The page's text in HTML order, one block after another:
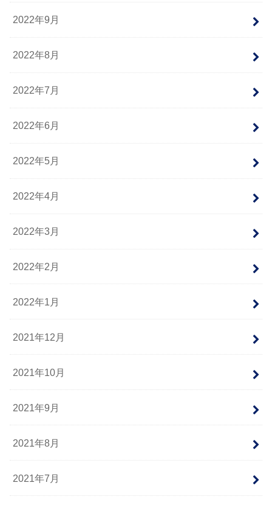
2022年9月
2022年8月
2022年7月
2022年6月
2022年5月
2022年4月
2022年3月
2022年2月
2022年1月
2021年12月
2021年10月
2021年9月
2021年8月
2021年7月